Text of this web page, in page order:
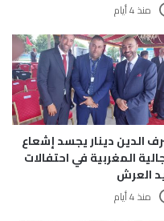
منذ 4 أيام
الدين دينار يجسد إشعاع
المغربية في احتفالات
العرش
منذ 4 أيام